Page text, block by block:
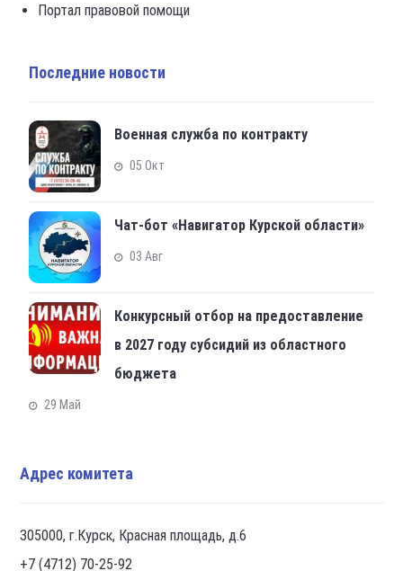
Портал правовой помощи
Последние новости
Военная служба по контракту
05 Окт
Чат-бот «Навигатор Курской области»
03 Авг
Конкурсный отбор на предоставление
в 2027 году субсидий из областного
бюджета
29 Май
Адрес комитета
305000, г.Курск, Красная площадь, д.6
+7 (4712) 70-25-92